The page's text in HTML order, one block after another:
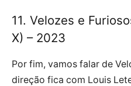
11. Velozes e
X) – 2023
Por fim, vamos falar de
direção fica com Louis